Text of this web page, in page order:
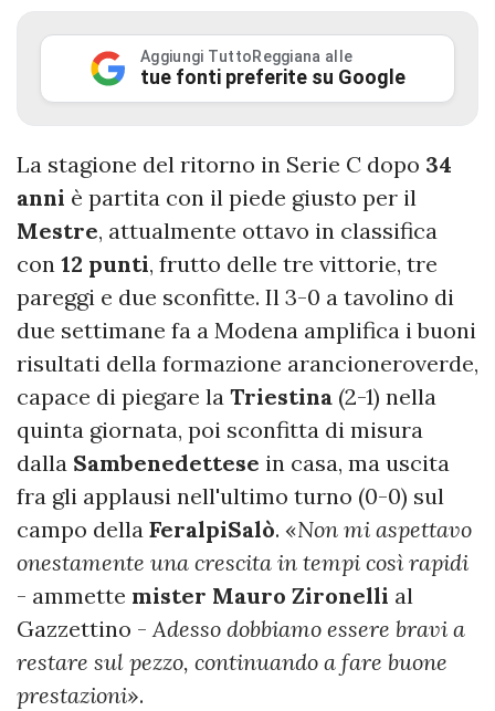
Aggiungi TuttoReggiana alle
tue fonti preferite su Google
La stagione del ritorno in Serie C dopo 34
anni è partita con il piede giusto per il
Mestre, attualmente ottavo in classifica
con 12 punti, frutto delle tre vittorie, tre
pareggi e due sconfitte. Il 3-0 a tavolino di
due settimane fa a Modena amplifica i buoni
risultati della formazione arancioneroverde,
capace di piegare la Triestina (2-1) nella
quinta giornata, poi sconfitta di misura
dalla Sambenedettese in casa, ma uscita
fra gli applausi nell'ultimo turno (0-0) sul
campo della FeralpiSalò. «Non mi aspettavo
onestamente una crescita in tempi così rapidi
- ammette mister Mauro Zironelli al
Gazzettino -Adesso dobbiamo essere bravi a
restare sul pezzo, continuando a fare buone
prestazioni».